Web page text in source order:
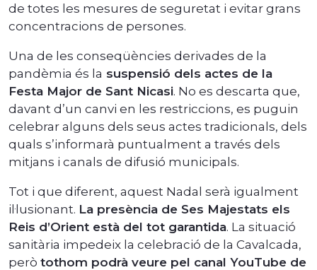
de totes les mesures de seguretat i evitar grans
concentracions de persones.
Una de les conseqüències derivades de la
pandèmia és la suspensió dels actes de la
Festa Major de Sant Nicasi. No es descarta que,
davant d’un canvi en les restriccions, es puguin
celebrar alguns dels seus actes tradicionals, dels
quals s’informarà puntualment a través dels
mitjans i canals de difusió municipals.
Tot i que diferent, aquest Nadal serà igualment
il·lusionant. La presència de Ses Majestats els
Reis d’Orient està del tot garantida. La situació
sanitària impedeix la celebració de la Cavalcada,
però tothom podrà veure pel canal YouTube de